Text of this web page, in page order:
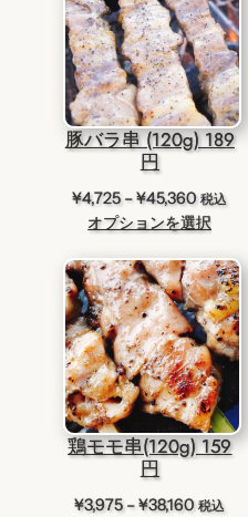
豚バラ串 (120g) 189
円
¥4,725 –¥45,360価
格
¥4,725
–
¥45,360
税込
オプションを選択
鶏モモ串(120g) 159
円
¥3,975 –¥38,160価
税込